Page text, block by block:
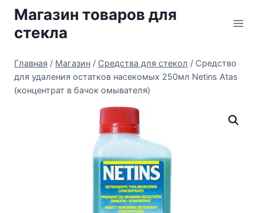
Перейти
содержимому
Магазин товаров для
стекла
Главная / Магазин / Средства для стекол / Средство
для удаления остатков насекомых 250мл Netins Atas
(концентрат в бачок омывателя)